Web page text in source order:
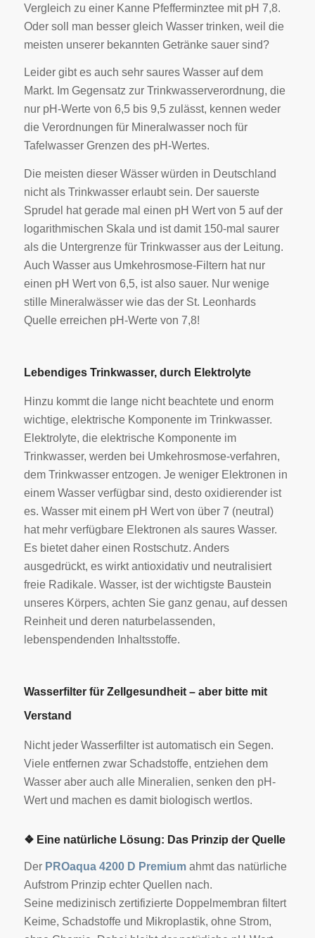
Vergleich zu einer Kanne Pfefferminztee mit pH 7,8.
Oder soll man besser gleich Wasser trinken, weil die
meisten unserer bekannten Getränke sauer sind?
Leider gibt es auch sehr saures Wasser auf dem
Markt. Im Gegensatz zur Trinkwasserverordnung, die
nur pH-Werte von 6,5 bis 9,5 zulässt, kennen weder
die Verordnungen für Mineralwasser noch für
Tafelwasser Grenzen des pH-Wertes.
Die meisten dieser Wässer würden in Deutschland
nicht als Trinkwasser erlaubt sein. Der sauerste
Sprudel hat gerade mal einen pH Wert von 5 auf der
logarithmischen Skala und ist damit 150-mal saurer
als die Untergrenze für Trinkwasser aus der Leitung.
Auch Wasser aus Umkehrosmose-Filtern hat nur
einen pH Wert von 6,5, ist also sauer. Nur wenige
stille Mineralwässer wie das der St. Leonhards
Quelle erreichen pH-Werte von 7,8!
Lebendiges Trinkwasser, durch Elektrolyte
Hinzu kommt die lange nicht beachtete und enorm
wichtige, elektrische Komponente im Trinkwasser.
Elektrolyte, die elektrische Komponente im
Trinkwasser, werden bei Umkehrosmose-verfahren,
dem Trinkwasser entzogen. Je weniger Elektronen in
einem Wasser verfügbar sind, desto oxidierender ist
es. Wasser mit einem pH Wert von über 7 (neutral)
hat mehr verfügbare Elektronen als saures Wasser.
Es bietet daher einen Rostschutz. Anders
ausgedrückt, es wirkt antioxidativ und neutralisiert
freie Radikale. Wasser, ist der wichtigste Baustein
unseres Körpers, achten Sie ganz genau, auf dessen
Reinheit und deren naturbelassenden,
lebenspendenden Inhaltsstoffe.
Wasserfilter für Zellgesundheit – aber bitte mit
Verstand
Nicht jeder Wasserfilter ist automatisch ein Segen.
Viele entfernen zwar Schadstoffe, entziehen dem
Wasser aber auch alle Mineralien, senken den pH-
Wert und machen es damit biologisch wertlos.
❖ Eine natürliche Lösung: Das Prinzip der Quelle
Der PROaqua 4200 D Premiumahmt das natürliche
Aufstrom Prinzip echter Quellen nach.
Seine medizinisch zertifizierte Doppelmembran filtert
Keime, Schadstoffe und Mikroplastik, ohne Strom,